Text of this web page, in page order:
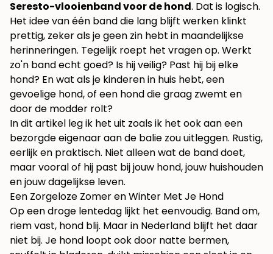
Seresto-vlooienband voor de hond. Dat is logisch.
Het idee van één band die lang blijft werken klinkt
prettig, zeker als je geen zin hebt in maandelijkse
herinneringen. Tegelijk roept het vragen op. Werkt
zo'n band echt goed? Is hij veilig? Past hij bij elke
hond? En wat als je kinderen in huis hebt, een
gevoelige hond, of een hond die graag zwemt en
door de modder rolt?
In dit artikel leg ik het uit zoals ik het ook aan een
bezorgde eigenaar aan de balie zou uitleggen. Rustig,
eerlijk en praktisch. Niet alleen wat de band doet,
maar vooral of hij past bij jouw hond, jouw huishouden
en jouw dagelijkse leven.
Een Zorgeloze Zomer en Winter Met Je Hond
Op een droge lentedag lijkt het eenvoudig. Band om,
riem vast, hond blij. Maar in Nederland blijft het daar
niet bij. Je hond loopt ook door natte bermen,